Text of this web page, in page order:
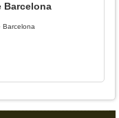
Barcelona
Barcelona